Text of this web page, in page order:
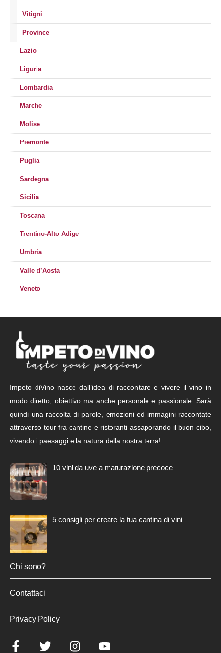
Vitigni
Province
Lazio
Liguria
Lombardia
Marche
Molise
Piemonte
Puglia
Sardegna
Sicilia
Toscana
Trentino-Alto Adige
Umbria
Valle d’Aosta
Veneto
Impeto diVino nasce dall’idea di raccontare e vivere il vino in
modo diretto, obiettivo ma anche personale e passionale. Sarà
quindi una raccolta di parole, emozioni ed immagini raccontate
attraverso tour fra cantine e ristoranti assaporando il buon cibo,
vivendo i paesaggi e la natura della nostra terra!
10 vini da uve a maturazione precoce
5 consigli per creare la tua cantina di vini
Chi sono?
Contattaci
Privacy Policy